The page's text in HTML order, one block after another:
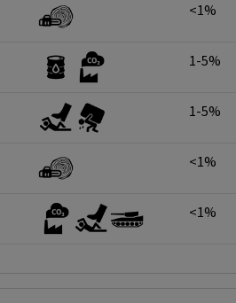
<1%
1-5%
1-5%
<1%
<1%